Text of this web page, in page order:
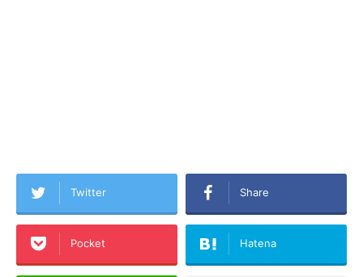
Twitter Share
Pocket Hatena